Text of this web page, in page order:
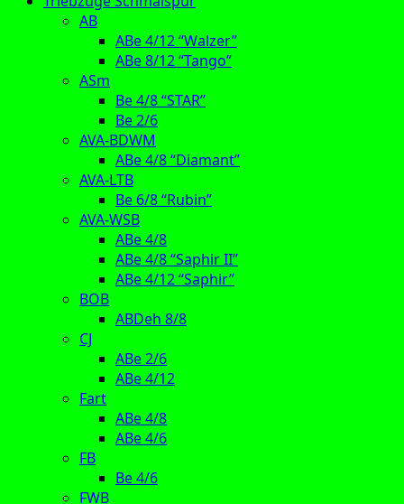
AB
ABe 4/12 “Walzer”
ABe 8/12 “Tango”
ASm
Be 4/8 “STAR”
Be 2/6
AVA-BDWM
ABe 4/8 “Diamant”
AVA-LTB
Be 6/8 “Rubin”
AVA-WSB
ABe 4/8
ABe 4/8 “Saphir II”
ABe 4/12 “Saphir”
BOB
ABDeh 8/8
CJ
ABe 2/6
ABe 4/12
Fart
ABe 4/8
ABe 4/6
FB
Be 4/6
FWB